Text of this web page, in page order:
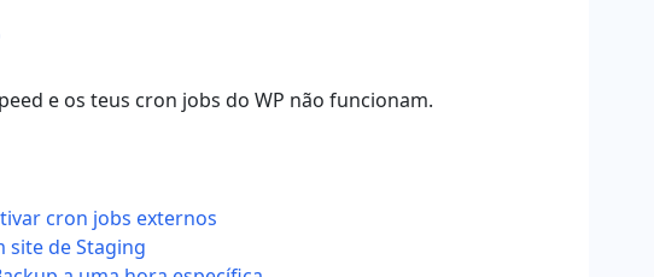
e os teus cron jobs do WP não funcionam.
cron jobs externos
site de Staging